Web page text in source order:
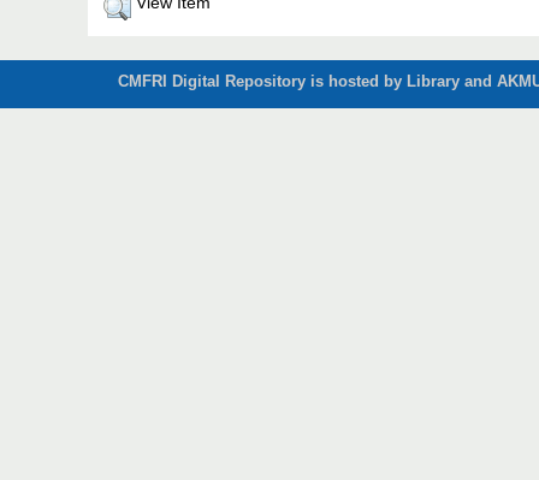
CMFRI Digital Repository is hosted by Library and